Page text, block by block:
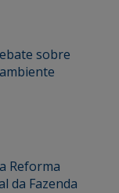
sobre
Reforma
da Fazenda